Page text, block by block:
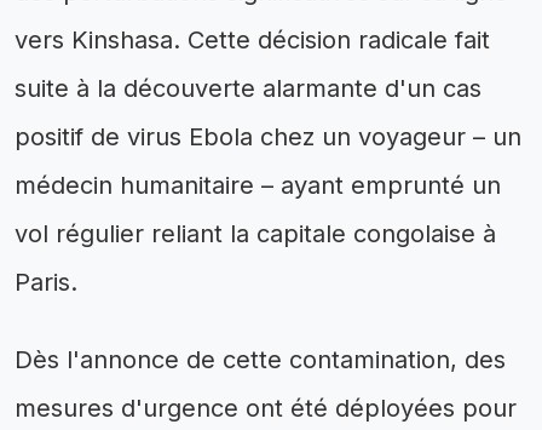
vers Kinshasa. Cette décision radicale fait
suite à la découverte alarmante d'un cas
positif de virus Ebola chez un voyageur – un
médecin humanitaire – ayant emprunté un
vol régulier reliant la capitale congolaise à
Paris.
Dès l'annonce de cette contamination, des
mesures d'urgence ont été déployées pour